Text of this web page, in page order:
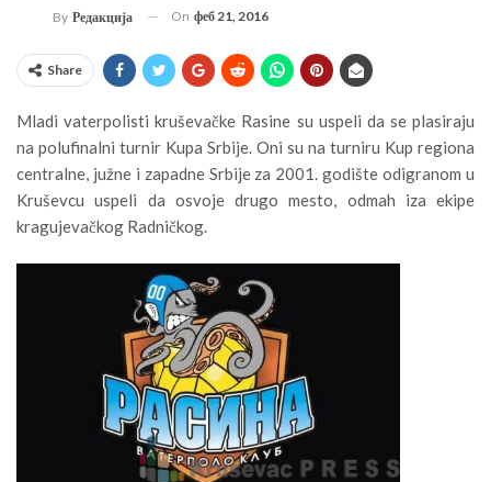
By Редакција On феб 21, 2016
Share
Mladi vaterpolisti kruševačke Rasine su uspeli da se plasiraju
na polufinalni turnir Kupa Srbije. Oni su na turniru Kup regiona
centralne, južne i zapadne Srbije za 2001. godište odigranom u
Kruševcu uspeli da osvoje drugo mesto, odmah iza ekipe
kragujevačkog Radničkog.